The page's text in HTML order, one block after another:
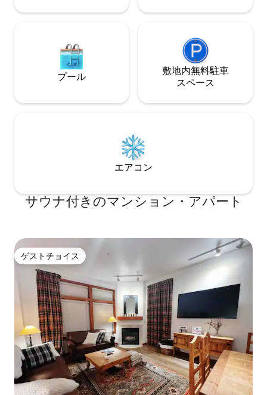
プール
敷地内無料駐⁠車
ス⁠ペ⁠ー⁠ス
エアコン
サウナ付きのマンション・アパート
ゲストチョイス
ゲストチョイス